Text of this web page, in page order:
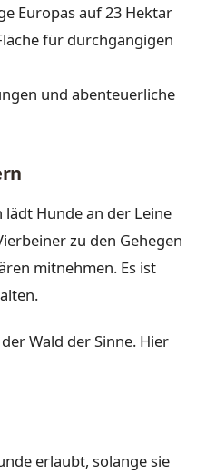
Europas auf 23 Hektar
für durchgängigen
und abenteuerliche
Hunde an der Leine
zu den Gehegen
mitnehmen. Es ist
Wald der Sinne. Hier
erlaubt, solange sie